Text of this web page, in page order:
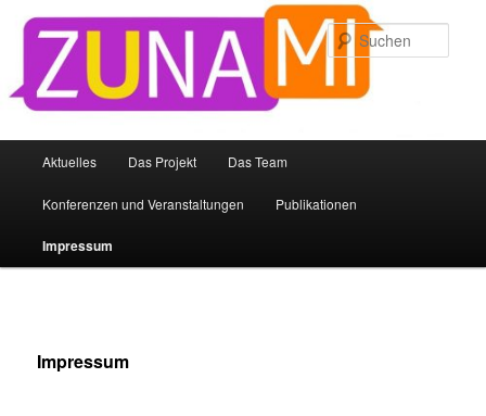
primären
springen
Aktuelles Das Projekt Das Team
Konferenzen und Veranstaltungen Publikationen
Impressum
Impressum